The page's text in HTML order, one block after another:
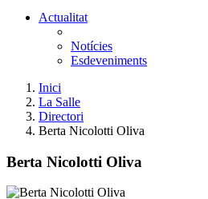
Actualitat
Notícies
Esdeveniments
Inici
La Salle
Directori
Berta Nicolotti Oliva
Berta Nicolotti Oliva